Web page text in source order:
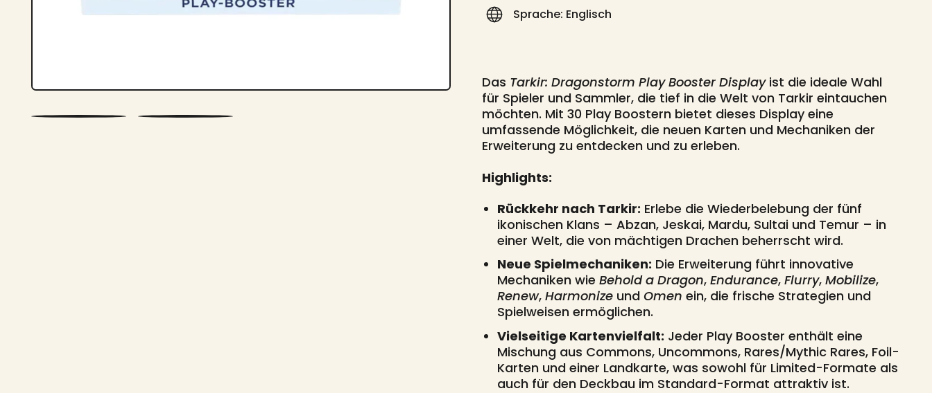
Sprache: Englisch
Das Tarkir: Dragonstorm Play Booster Displayist die ideale Wahl
für Spieler und Sammler, die tief in die Welt von Tarkir eintauchen
möchten. Mit 30 Play Boostern bietet dieses Display eine
umfassende Möglichkeit, die neuen Karten und Mechaniken der
Erweiterung zu entdecken und zu erleben.
Highlights:
Rückkehr nach Tarkir: Erlebe die Wiederbelebung der fünf
ikonischen Klans – Abzan, Jeskai, Mardu, Sultai und Temur – in
einer Welt, die von mächtigen Drachen beherrscht wird.
Neue Spielmechaniken: Die Erweiterung führt innovative
Mechaniken wie Behold a Dragon, Endurance, Flurry, Mobilize,
Renew, Harmonize und Omen ein, die frische Strategien und
Spielweisen ermöglichen.
Vielseitige Kartenvielfalt: Jeder Play Booster enthält eine
Mischung aus Commons, Uncommons, Rares/Mythic Rares, Foil-
Karten und einer Landkarte, was sowohl für Limited-Formate als
auch für den Deckbau im Standard-Format attraktiv ist.